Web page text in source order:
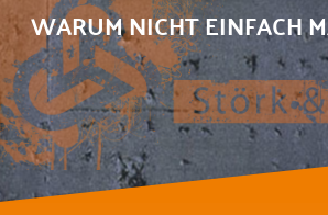
WARUM NICHT EINFACH